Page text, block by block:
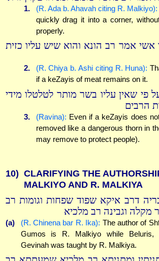
1. (R. Ada b. Ahavah citing R. Malkiyo):
quickly drag it into a corner,
properly.
אמר רב הונא והוא שיש עליו כזית
2. (R. Chiya b. Ashi citing R. Huna):
if a keZayis of meat remains on it.
פי שאין עליו בשר מותר לטלטלו מידי
הרבים
3. (Ravina): Even if a keZayis does
removed like a dangerous thorn in
may remove to protect people).
10) CLARIFYING THE
MALKIYO AND R. MALKIYA
דרב איקא שפוד שפחות וגומות רב
מקלה וגבינה רב מלכיא
(a) (R. Chinena bar R. Ika): The author of
Gumos is R. Malkiyo while Beluris,
Gevinah was taught by R. Malkiya.